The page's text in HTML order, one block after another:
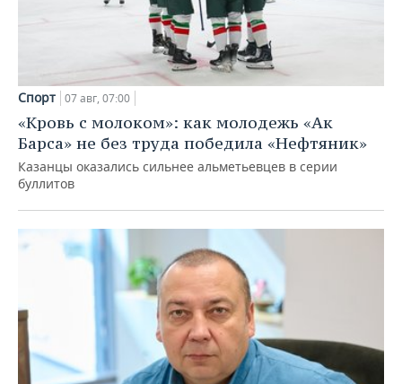
Спорт 07 авг, 07:00
«Кровь с молоком»: как молодежь «Ак
Барса» не без труда победила «Нефтяник»
Казанцы оказались сильнее альметьевцев в серии
буллитов